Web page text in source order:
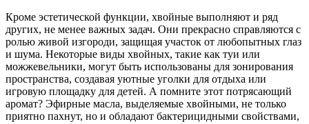
Кроме эстетической функции, хвойные выполняют и ряд
других, не менее важных задач. Они прекрасно справляются с
ролью живой изгороди, защищая участок от любопытных глаз
и шума. Некоторые виды хвойных, такие как туи или
можжевельники, могут быть использованы для зонирования
пространства, создавая уютные уголки для отдыха или
игровую площадку для детей. А помните этот потрясающий
аромат? Эфирные масла, выделяемые хвойными, не только
приятно пахнут, но и обладают бактерицидными свойствами,